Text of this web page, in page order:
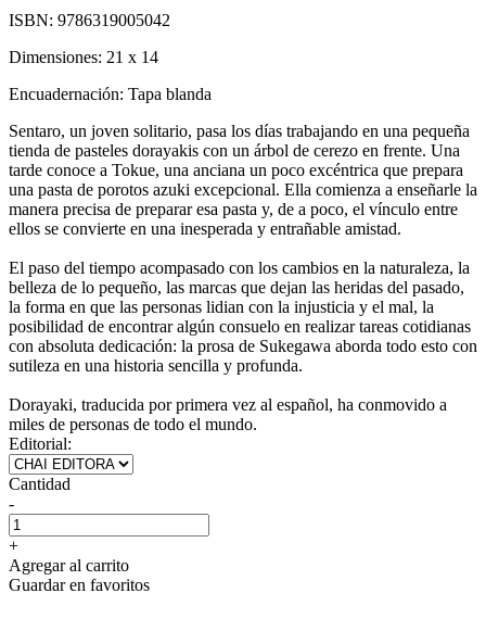
ISBN: 9786319005042
Dimensiones: 21 x 14
Encuadernación: Tapa blanda
Sentaro, un joven solitario, pasa los días trabajando en una pequeña
tienda de pasteles dorayakis con un árbol de cerezo en frente. Una
tarde conoce a Tokue, una anciana un poco excéntrica que prepara
una pasta de porotos azuki excepcional. Ella comienza a enseñarle la
manera precisa de preparar esa pasta y, de a poco, el vínculo entre
ellos se convierte en una inesperada y entrañable amistad.
El paso del tiempo acompasado con los cambios en la naturaleza, la
belleza de lo pequeño, las marcas que dejan las heridas del pasado,
la forma en que las personas lidian con la injusticia y el mal, la
posibilidad de encontrar algún consuelo en realizar tareas cotidianas
con absoluta dedicación: la prosa de Sukegawa aborda todo esto con
sutileza en una historia sencilla y profunda.
Dorayaki, traducida por primera vez al español, ha conmovido a
miles de personas de todo el mundo.
Editorial:
Cantidad
-
+
Agregar al carrito
Guardar en favoritos